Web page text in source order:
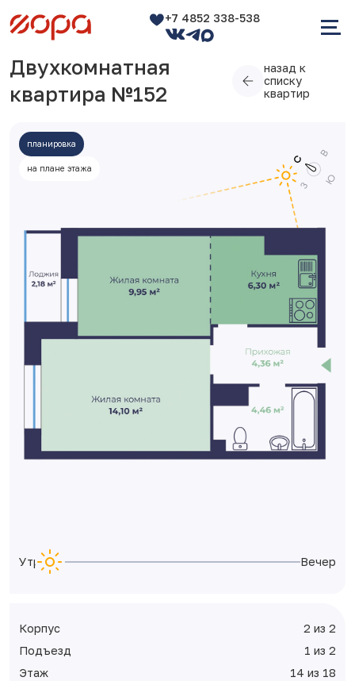
+7 4852 338-538
Двухкомнатная
квартира №152
назад к
списку
квартир
планировка
на плане этажа
Утро Вечер
Корпус
2 из 2
Подъезд
1 из 2
Этаж
14 из 18